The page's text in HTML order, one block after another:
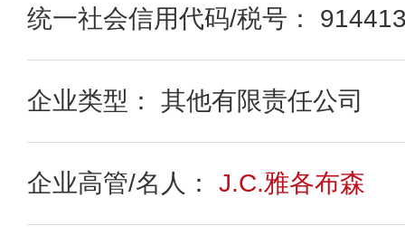
统一社会信用代码/税号：
企业类型： 其他有限责任公司
企业高管/名人： J.C.雅各布森